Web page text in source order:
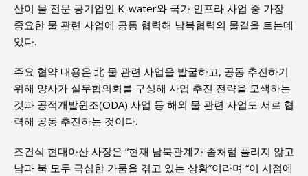
산이 물 전문 공기업인 K-water와 국가 인프라 사업 중 가장
중요한 물 관련 사업에 공동 협력해 남북협력의 물길을 트는데
있다.
주요 협약 내용은 北 물 관련 사업을 발굴하고, 공동 추진하기
위해 양사가 실무협의회를 구성해 사업 추진 전략을 모색하는
것과 공적개발원조(ODA) 사업 등 해외 물 관련 사업도 서로 협
력해 공동 추진하는 것이다.
조건식 현대아산 사장은 “현재 남북관계가 좀처럼 풀리지 않고
남과 북 모두 극심한 가뭄을 겪고 있는 상황”이라며 “이 시점에